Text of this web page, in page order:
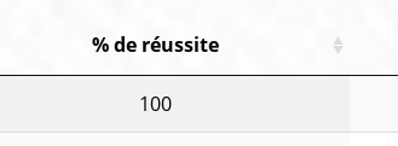
% de réussite
100